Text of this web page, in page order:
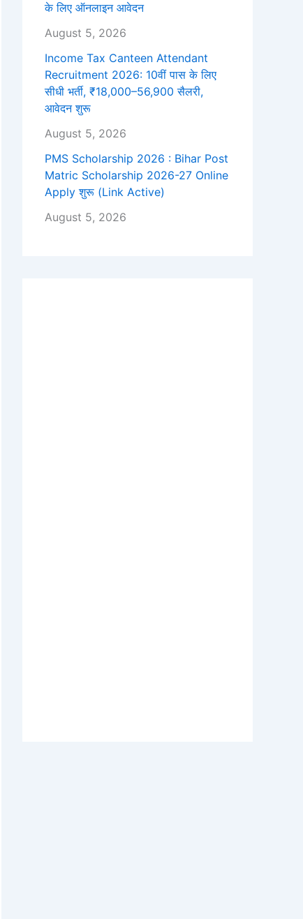
के लिए ऑनलाइन आवेदन
August 5, 2026
Income Tax Canteen Attendant
Recruitment 2026: 10वीं पास के लिए
सीधी भर्ती, ₹18,000–56,900 सैलरी,
आवेदन शुरू
August 5, 2026
PMS Scholarship 2026 : Bihar Post
Matric Scholarship 2026-27 Online
Apply शुरू (Link Active)
August 5, 2026